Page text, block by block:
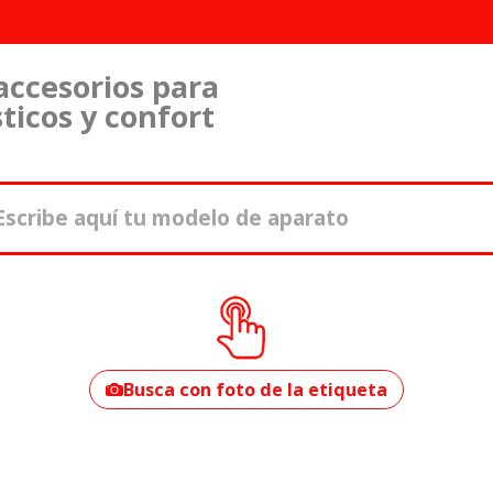
para
y confort
tu modelo?
Busca con foto de la etiqueta